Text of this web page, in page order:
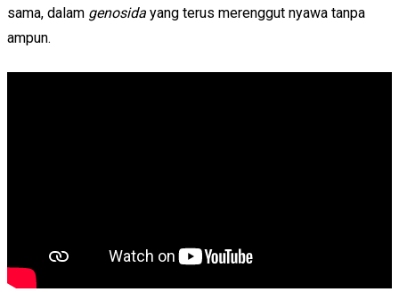
sama, dalam genosida yang terus merenggut nyawa tanpa
ampun.